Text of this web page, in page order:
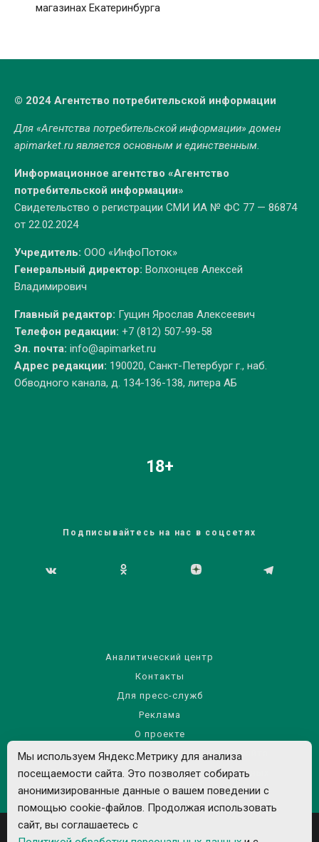
магазинах Екатеринбурга
© 2024 Агентство потребительской информации
Для «Агентства потребительской информации» домен
apimarket.ruявляется основным и единственным.
Информационное агентство «Агентство
потребительской информации»
Свидетельство о регистрации СМИ ИА № ФС 77 — 86874
от 22.02.2024
Учредитель: ООО «ИнфоПоток»
Генеральный директор: Волхонцев Алексей
Владимирович
Главный редактор: Гущин Ярослав Алексеевич
Телефон редакции: +7 (812) 507-99-58
Эл. почта: info@apimarket.ru
Адрес редакции: 190020, Санкт-Петербург г., наб.
Обводного канала, д. 134-136-138, литера АБ
18+
Подписывайтесь на нас в соцсетях
Аналитический центр
Контакты
Для пресс-служб
Реклама
О проекте
Правила использования материалов сайта
Политика обработки персональных данных
Мы используем Яндекс.Метрику для анализа
посещаемости сайта. Это позволяет собирать
анонимизированные данные о вашем поведении с
помощью cookie-файлов. Продолжая использовать
сайт, вы соглашаетесь с